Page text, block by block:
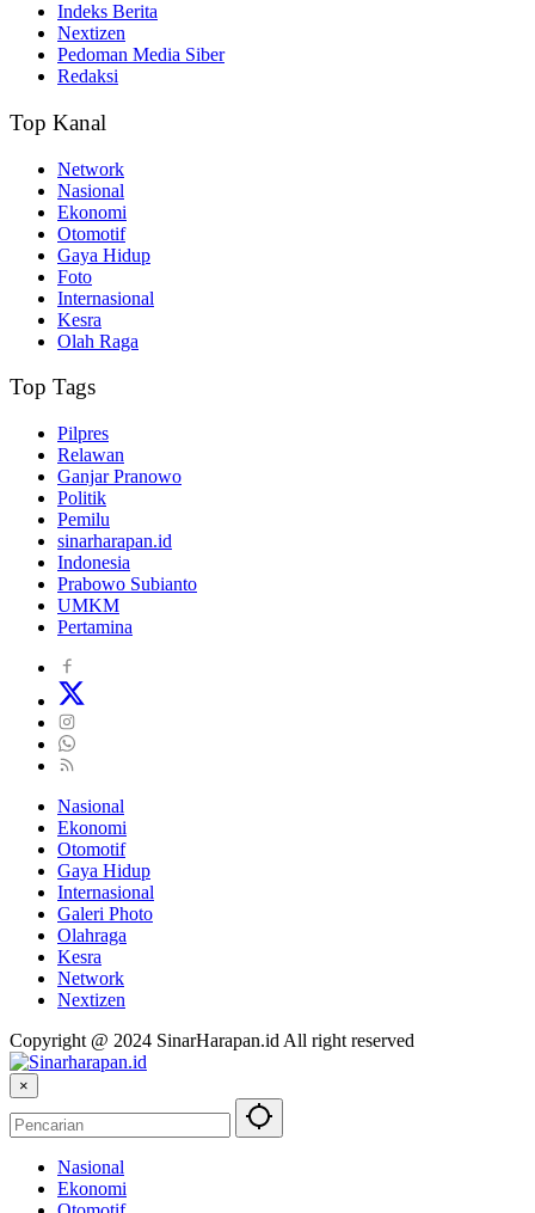
Indeks Berita
Nextizen
Pedoman Media Siber
Redaksi
Top Kanal
Network
Nasional
Ekonomi
Otomotif
Gaya Hidup
Foto
Internasional
Kesra
Olah Raga
Top Tags
Pilpres
Relawan
Ganjar Pranowo
Politik
Pemilu
sinarharapan.id
Indonesia
Prabowo Subianto
UMKM
Pertamina
Nasional
Ekonomi
Otomotif
Gaya Hidup
Internasional
Galeri Photo
Olahraga
Kesra
Network
Nextizen
Copyright @ 2024 SinarHarapan.id All right reserved
×
Nasional
Ekonomi